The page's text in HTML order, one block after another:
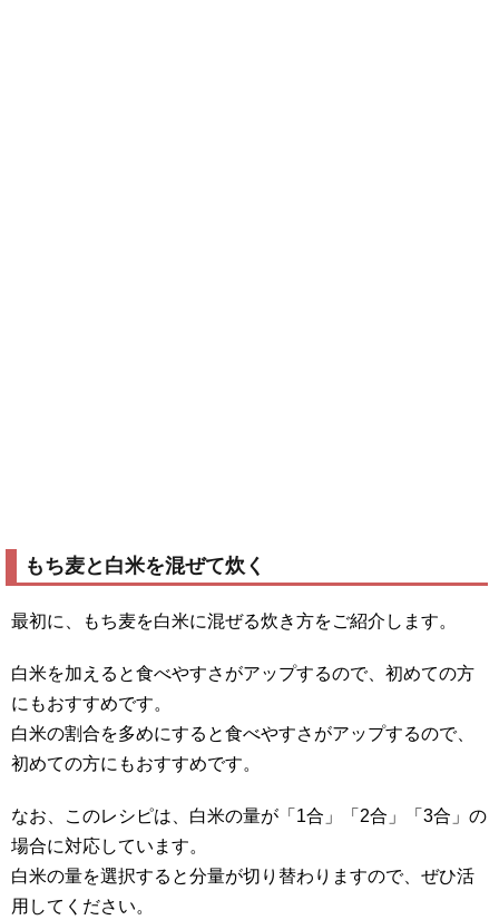
もち麦と白米を混ぜて炊く
最初に、もち麦を白米に混ぜる炊き方をご紹介します。
白米を加えると食べやすさがアップするので、初めての方
にもおすすめです。
白米の割合を多めにすると食べやすさがアップするので、
初めての方にもおすすめです。
なお、このレシピは、白米の量が「1合」「2合」「3合」の
場合に対応しています。
白米の量を選択すると分量が切り替わりますので、ぜひ活
用してください。